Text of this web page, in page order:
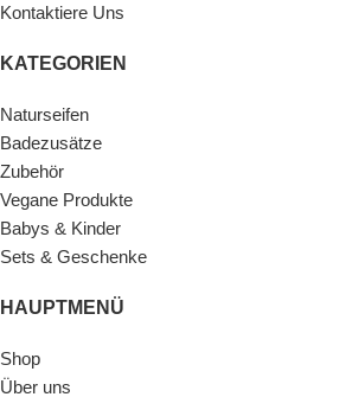
Kontaktiere Uns
KATEGORIEN
Naturseifen
Badezusätze
Zubehör
Vegane Produkte
Babys & Kinder
Sets & Geschenke
HAUPTMENÜ
Shop
Über uns